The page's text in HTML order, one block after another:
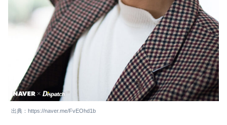
出典：https://naver.me/FvEOhd1b